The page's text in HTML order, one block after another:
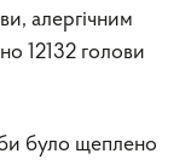
алергічним
12132 голови
було щеплено